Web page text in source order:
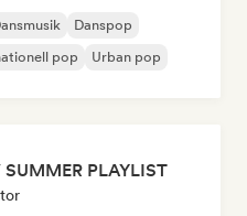
Danspop
pop Urban pop
PLAYLIST